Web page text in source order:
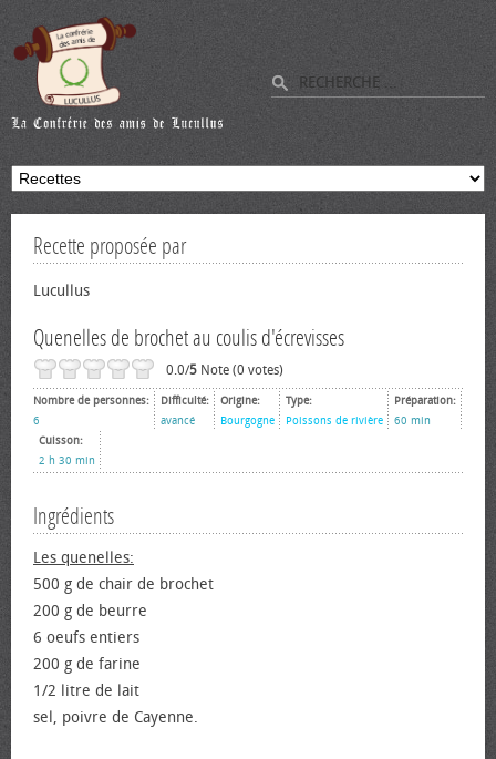
Recette proposée par
Lucullus
Quenelles de brochet au coulis d'écrevisses
0.0/5 Note (0 votes)
Nombre de personnes:
6
Difficulté:
avancé
Origine:
Bourgogne
Type:
Poissons de rivière
Préparation:
60 min
Cuisson:
2 h 30 min
Ingrédients
Les quenelles:
500 g de chair de brochet
200 g de beurre
6 œufs entiers
200 g de farine
1/2 litre de lait
sel, poivre de Cayenne.